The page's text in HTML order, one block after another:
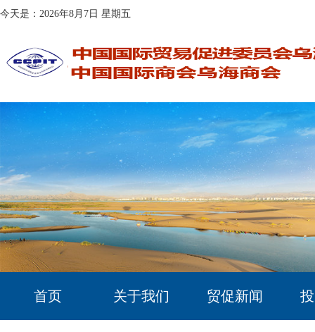
今天是：2026年8月7日 星期五
首页 关于我们 贸促新闻